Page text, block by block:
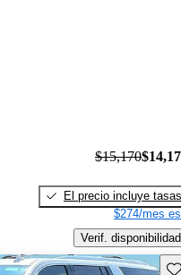
$15,170
El precio incluye tasas
$274/mes
Verif. disponibilidad